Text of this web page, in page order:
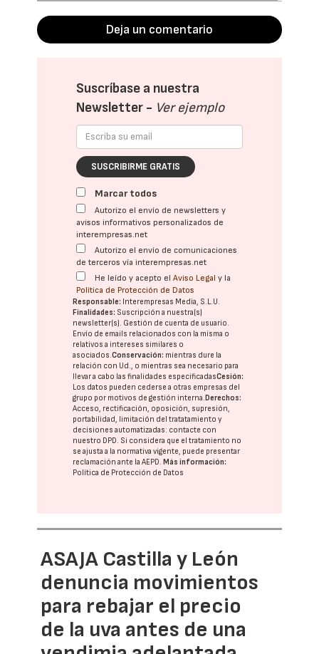
Deja un comentario
Suscríbase a nuestra
Newsletter - Ver ejemplo
SUSCRIBIRME GRATIS
Marcar todos
Autorizo el envío de newsletters y
avisos informativos personalizados de
interempresas.net
Autorizo el envío de comunicaciones
de terceros vía interempresas.net
He leído y acepto elAviso Legal y la
Política de Protección de Datos
Responsable: Interempresas Media, S.L.U.
Finalidades: Suscripción a nuestra(s)
newsletter(s). Gestión de cuenta de usuario.
Envío de emails relacionados con la misma o
relativos a intereses similares o
asociados.Conservación: mientras dure la
relación con Ud., o mientras sea necesario para
llevar a cabo las finalidades especificadasCesión:
Los datos pueden cederse a otras empresas del
grupo por motivos de gestión interna.Derechos:
Acceso, rectificación, oposición, supresión,
portabilidad, limitación del tratatamiento y
decisiones automatizadas: contacte con
nuestro DPD. Si considera que el tratamiento no
se ajusta a la normativa vigente, puede presentar
reclamación ante laAEPD.Más información:
Política de Protección de Datos
ASAJA Castilla y León
denuncia movimientos
para rebajar el precio
de la uva antes de una